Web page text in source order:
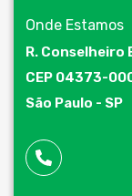
Onde Estamos
R. Conselheiro
CEP 04373-
São Paulo - SP